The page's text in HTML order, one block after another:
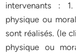
intervenants :
physique ou
sont réalisés. (le
physique ou